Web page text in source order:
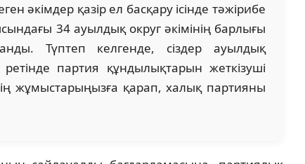
әкімдер қазір ел басқару ісінде тәжірибе
34 ауылдық округ әкімінің барлығы
Түптеп келгенде, сіздер ауылдық
ретінде партия құндылықтарын жеткізуші
жұмыстарыңызға қарап, халық партияны